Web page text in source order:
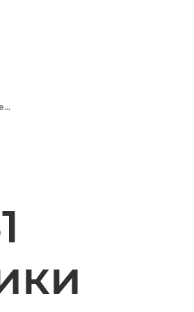
Многофункциональные цветные принтеры